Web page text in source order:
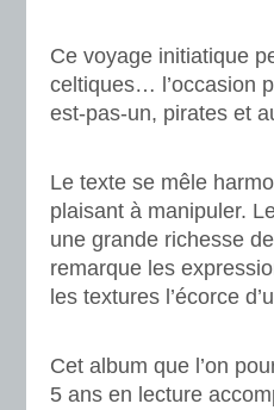
Ce voyage initiatique
celtiques… l’occasion
est-pas-un, pirates et
Le texte se mêle
plaisant à manipuler.
une grande richesse
remarque les
les textures l’écorce
Cet album que l’on
5 ans en lecture